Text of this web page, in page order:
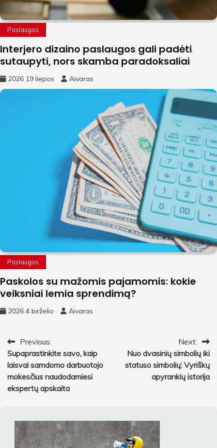
Paslaugos
Interjero dizaino paslaugos gali padėti
sutaupyti, nors skamba paradoksaliai
2026 19 liepos Aivaras
Paslaugos
Paskolos su mažomis pajamomis: kokie
veiksniai lemia sprendimą?
2026 4 birželio Aivaras
Navigacija
tarp
įrašų
Previous:
Supaprastinkite savo, kaip
laisvai samdomo darbuotojo
mokesčius naudodamiesi
ekspertų apskaita
Next:
Nuo dvasinių simbolių iki
statuso simbolių: Vyriškų
apyrankių istorija